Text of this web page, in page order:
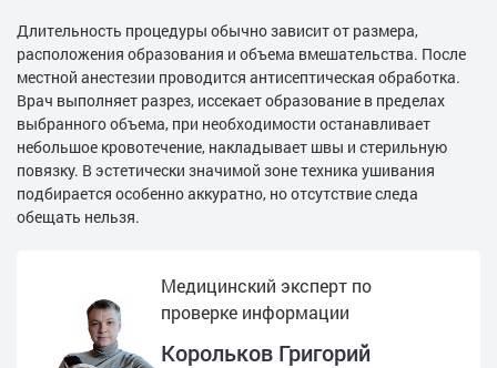
Длительность процедуры обычно зависит от размера,
расположения образования и объема вмешательства. После
местной анестезии проводится антисептическая обработка.
Врач выполняет разрез, иссекает образование в пределах
выбранного объема, при необходимости останавливает
небольшое кровотечение, накладывает швы и стерильную
повязку. В эстетически значимой зоне техника ушивания
подбирается особенно аккуратно, но отсутствие следа
обещать нельзя.
Медицинский эксперт по
проверке информации
Корольков Григорий